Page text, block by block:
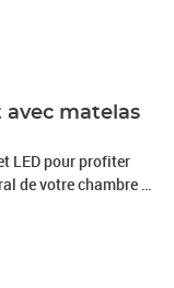
avec matelas
LED pour profiter
de votre chambre à
simple et
La tête de lit vous
êtes assis dans